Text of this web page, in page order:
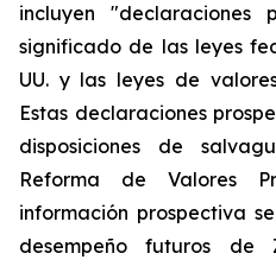
incluyen "declaraciones
significado de las leyes
UU. y las leyes de
Estas declaraciones
disposiciones de
Reforma de Valores
información prospectiva
desempeño futuros de